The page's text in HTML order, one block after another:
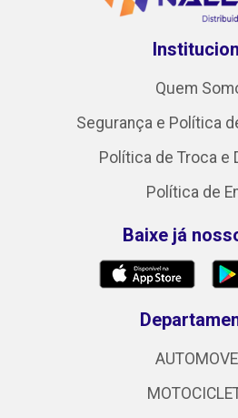
Quem
Segurança e Política
Política de Troca e
Política de
Baixe já